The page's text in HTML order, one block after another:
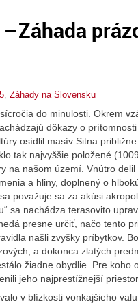
Záhady na Slovensku
do minulosti. Okrem
dôkazy o
osídlil masív Sitna
tak najvyššie položené
na našom území. Vnútro delil
a hliny, doplnený o
považuje sa za akúsi
sa nachádza terasovito
presne určiť, načo tento
našli zvyšky príbytkov.
a dokonca zlatých
žiadne obydlie. Pre koho
jeho najprestížnejší
v blízkosti vonkajšieho